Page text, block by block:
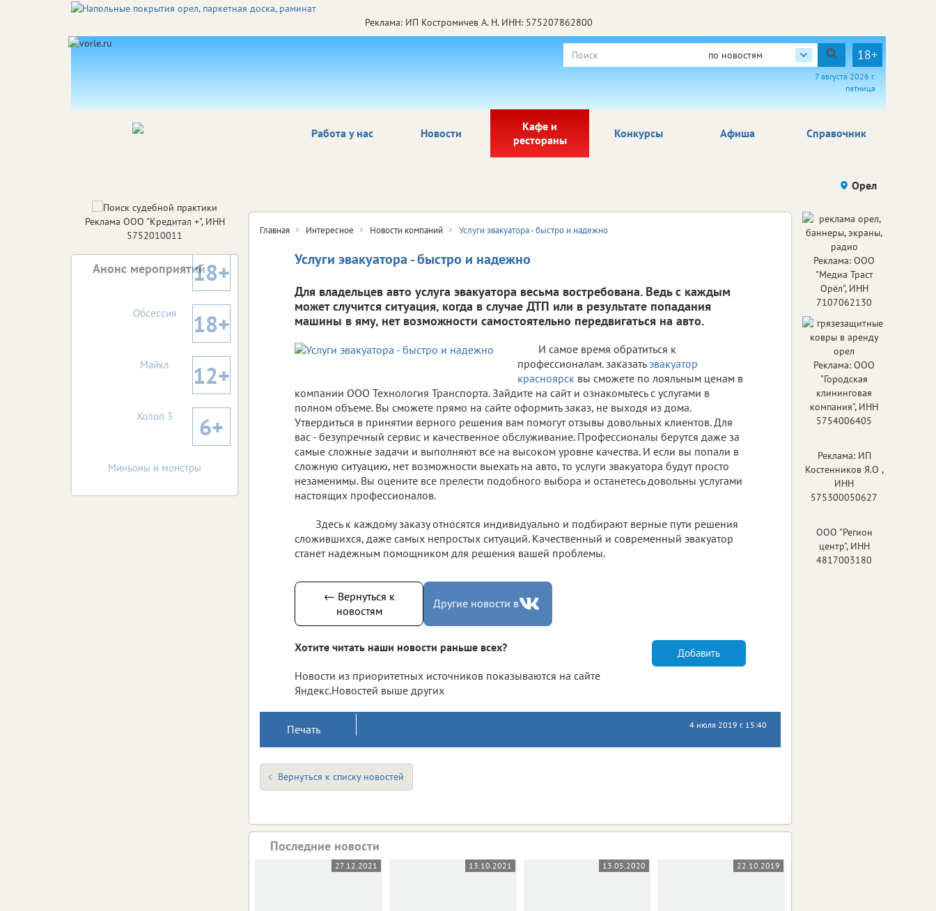
Реклама: ИП Костромичев А. Н. ИНН: 575207862800
по новостям 18+
7 августа 2026 г.
пятница
Работа у нас Новости
Кафе и
рестораны
Афиша Справочник
Конкурсы
Орел
Главная Интересное Новости компаний Услуги эвакуатора - быстро и надежно
Услуги эвакуатора - быстро и надежно
Для владельцев авто услуга эвакуатора весьма востребована. Ведь с каждым
может случится ситуация, когда в случае ДТП или в результате попадания
машины в яму, нет возможности самостоятельно передвигаться на авто.
И самое время обратиться к
профессионалам. заказатьэвакуатор
красноярск вы сможете по лояльным ценам в
компании ООО Технология Транспорта. Зайдите на сайт и ознакомьтесь с услугами в
полном объеме. Вы сможете прямо на сайте оформить заказ, не выходя из дома.
Утвердиться в принятии верного решения вам помогут отзывы довольных клиентов. Для
вас - безупречный сервис и качественное обслуживание. Профессионалы берутся даже за
самые сложные задачи и выполняют все на высоком уровне качества. И если вы попали в
сложную ситуацию, нет возможности выехать на авто, то услуги эвакуатора будут просто
незаменимы. Вы оцените все прелести подобного выбора и останетесь довольны услугами
настоящих профессионалов.
Здесь к каждому заказу относятся индивидуально и подбирают верные пути решения
сложившихся, даже самых непростых ситуаций. Качественный и современный эвакуатор
станет надежным помощником для решения вашей проблемы.
← Вернуться к
новостям
Другие новости в
Хотите читать наши новости раньше всех?
Новости из приоритетных источников показываются на сайте
Яндекс.Новостей выше других
Добавить
Печать 4 июля 2019 г. 15:40
Вернуться к списку новостей
Последние новости
27.12.2021 13.10.2021 13.05.2020 22.10.2019
Реклама ООО "Кредитал +", ИНН
5752010011
Анонс мероприятий18+
Обсессия 18+
Майкл 12+
Холоп 3 6+
Миньоны и монстры
Реклама: ООО
"Медиа Траст
Орёл", ИНН
7107062130
Реклама: ООО
"Городская
клининговая
компания", ИНН
5754006405
Реклама: ИП
Костенников Я.О ,
ИНН
575300050627
ООО "Регион
центр", ИНН
4817003180